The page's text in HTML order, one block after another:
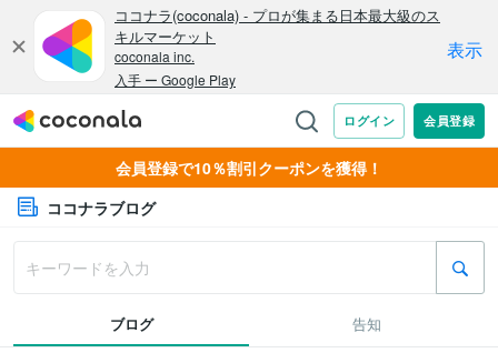
会員登録で10％割引クーポンを獲得！
ココナラブログ
ブログ 告知